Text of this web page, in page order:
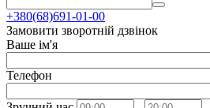
+380(68)691-01-00
Замовити зворотній дзвінок
Ваше ім'я
Телефон